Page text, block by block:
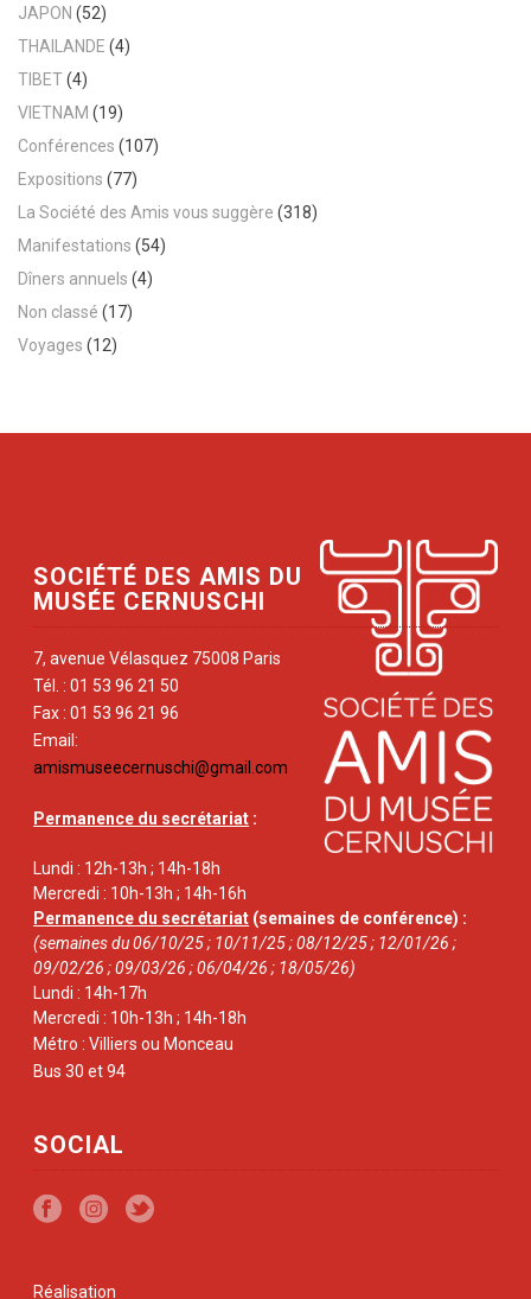
JAPON (52)
THAILANDE (4)
TIBET(4)
VIETNAM (19)
Conférences (107)
Expositions (77)
La Société des Amis vous suggère (318)
Manifestations (54)
Dîners annuels (4)
Non classé (17)
Voyages (12)
SOCIÉTÉ DES AMIS DU
MUSÉE CERNUSCHI
7, avenue Vélasquez 75008 Paris
Tél. : 01 53 96 21 50
Fax : 01 53 96 21 96
Email:
amismuseecernuschi@gmail.com
Permanence du secrétariat :
Lundi : 12h-13h ; 14h-18h
Mercredi : 10h-13h ; 14h-16h
Permanence du secrétariat (semaines de conférence) :
(semaines du 06/10/25 ; 10/11/25 ; 08/12/25 ; 12/01/26 ;
09/02/26 ; 09/03/26 ; 06/04/26 ; 18/05/26)
Lundi : 14h-17h
Mercredi : 10h-13h ; 14h-18h
Métro : Villiers ou Monceau
Bus 30 et 94
SOCIAL
Réalisation